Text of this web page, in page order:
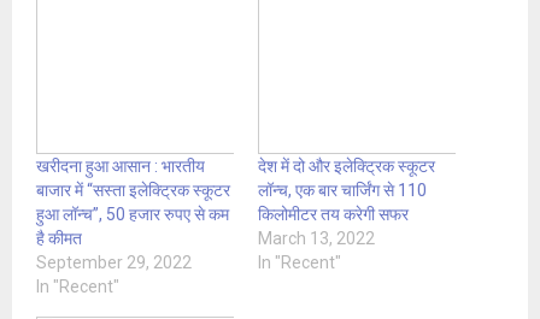
खरीदना हुआ आसान : भारतीय
बाजार में “सस्ता इलेक्ट्रिक स्कूटर
हुआ लॉन्च”, 50 हजार रुपए से कम
है कीमत
September 29, 2022
In "Recent"
देश में दो और इलेक्ट्रिक स्कूटर
लॉन्च, एक बार चार्जिंग से 110
किलोमीटर तय करेगी सफर
March 13, 2022
In "Recent"